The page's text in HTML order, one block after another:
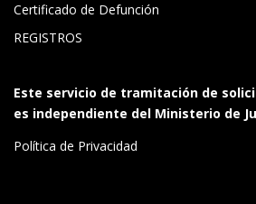
Certificado de Defunción
REGISTROS
Este servicio de tramitación de
es independiente del Ministerio de
Política de Privacidad